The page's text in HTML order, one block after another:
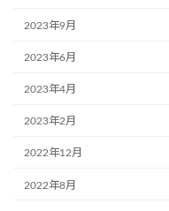
2023年9月
2023年6月
2023年4月
2023年2月
2022年12月
2022年8月